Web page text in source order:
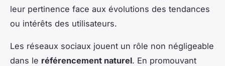
leur pertinence face aux évolutions des tendances
ou intérêts des utilisateurs.
Les réseaux sociaux jouent un rôle non négligeable
dans le référencement naturel. En promouvant